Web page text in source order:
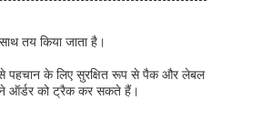
तय किया जाता है।
से पहचान के लिए सुरक्षित रूप से पैक और लेबल
ऑर्डर को ट्रैक कर सकते हैं।